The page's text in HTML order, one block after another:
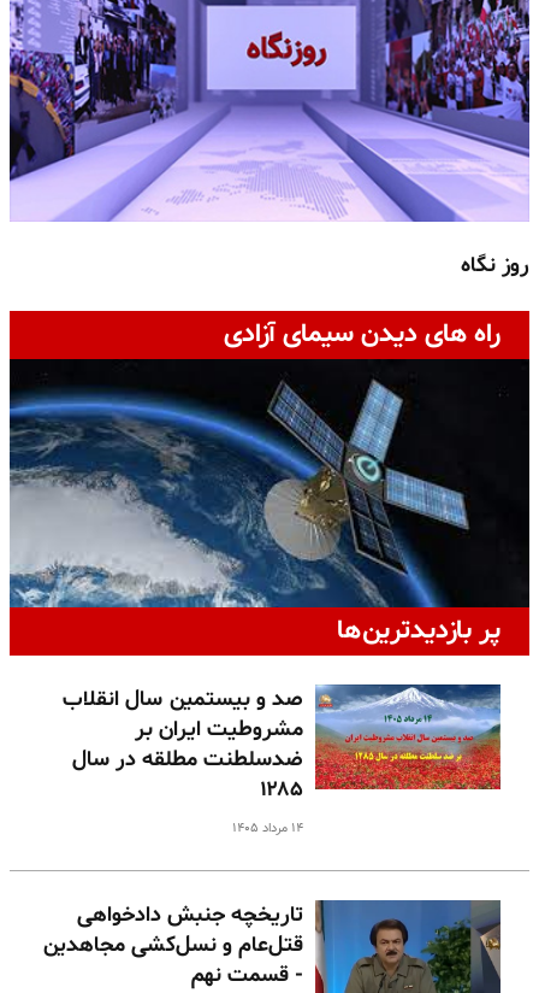
روز نگاه
راه های دیدن سیمای آزادی
پر بازدیدترین‌ها
صد و بیستمین سال انقلاب
مشروطیت ایران بر
ضدسلطنت مطلقه در سال
۱۲۸۵
۱۴ مرداد ۱۴۰۵
تاریخچه جنبش دادخواهی
قتل‌عام و نسل‌کشی مجاهدین
- قسمت نهم